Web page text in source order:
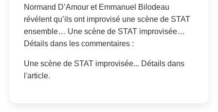
Normand D’Amour et Emmanuel Bilodeau
révèlent qu’ils ont improvisé une scène de STAT
ensemble… Une scène de STAT improvisée…
Détails dans les commentaires :
Une scène de STAT improvisée... Détails dans
l'article.